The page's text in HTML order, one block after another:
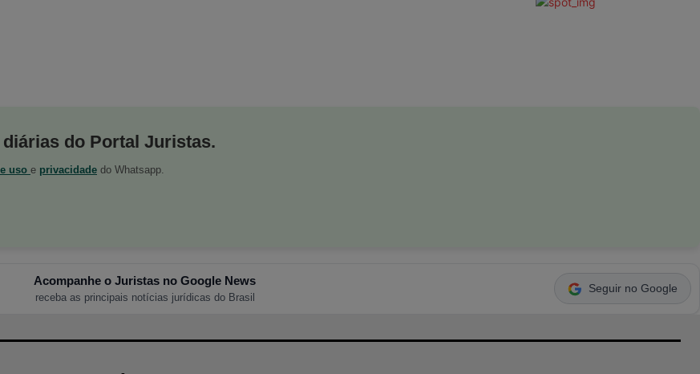
do Portal Juristas.
uso e privacidade do Whatsapp.
Acompanhe o Juristas no Google News
receba as principais notícias jurídicas do Brasil
Seguir no Google